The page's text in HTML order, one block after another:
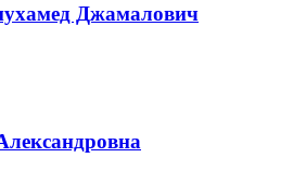
Джамалович